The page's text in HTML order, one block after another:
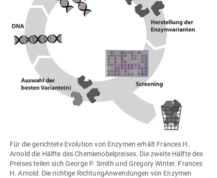
Für die gerichtete Evolution von Enzymen erhält Frances H.
Arnold die Hälfte des Chemienobelpreises. Die zweite Hälfte des
Preises teilen sich George P. Smith und Gregory Winter. Frances
H. Arnold: Die richtige RichtungAnwendungen von Enzymen